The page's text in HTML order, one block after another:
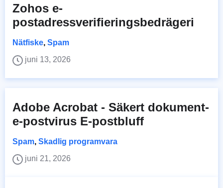
Zohos e-
postadressverifieringsbedrägeri
Nätfiske, Spam
juni 13, 2026
Adobe Acrobat - Säkert dokument-
e-postvirus E-postbluff
Spam, Skadlig programvara
juni 21, 2026